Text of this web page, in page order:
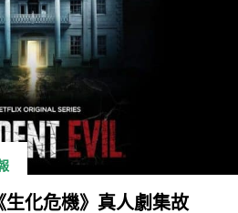
化危機》真人劇集故